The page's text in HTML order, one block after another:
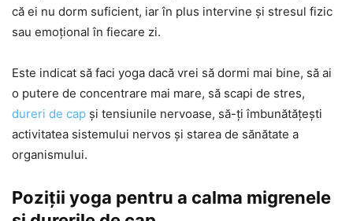
că ei nu dorm suficient, iar în plus intervine și stresul fizic
sau emoțional în fiecare zi.
Este indicat să faci yoga dacă vrei să dormi mai bine, să ai
o putere de concentrare mai mare, să scapi de stres,
dureri de cap și tensiunile nervoase, să-ți îmbunătățești
activitatea sistemului nervos și starea de sănătate a
organismului.
Poziții yoga pentru a calma migrenele